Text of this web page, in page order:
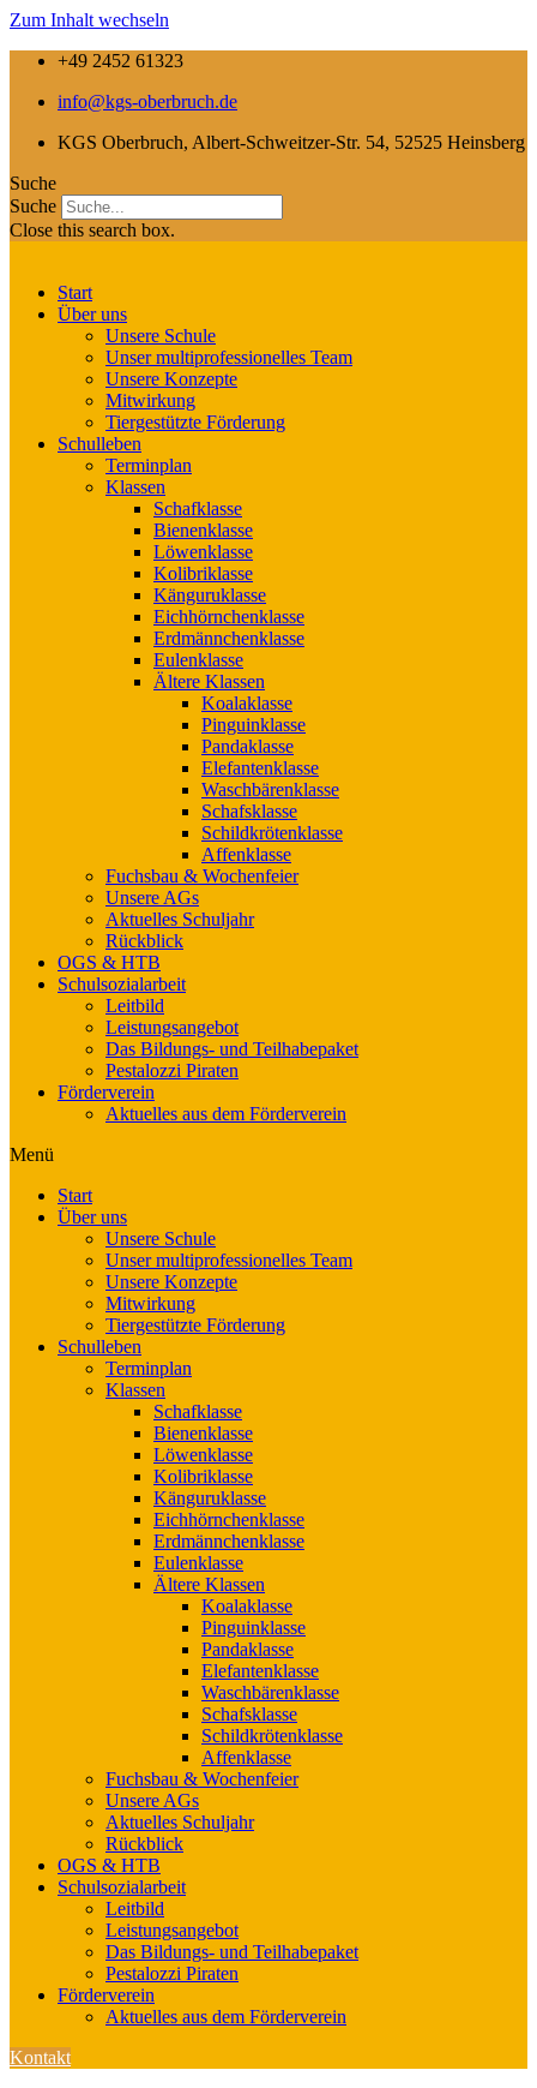
Zum Inhalt wechseln
+49 2452 61323
info@kgs-oberbruch.de
KGS Oberbruch, Albert-Schweitzer-Str. 54, 52525 Heinsberg
Suche
Suche
Close this search box.
Start
Über uns
Unsere Schule
Unser multiprofessionelles Team
Unsere Konzepte
Mitwirkung
Tiergestützte Förderung
Schulleben
Terminplan
Klassen
Schafklasse
Bienenklasse
Löwenklasse
Kolibriklasse
Känguruklasse
Eichhörnchenklasse
Erdmännchenklasse
Eulenklasse
Ältere Klassen
Koalaklasse
Pinguinklasse
Pandaklasse
Elefantenklasse
Waschbärenklasse
Schafsklasse
Schildkrötenklasse
Affenklasse
Fuchsbau & Wochenfeier
Unsere AGs
Aktuelles Schuljahr
Rückblick
OGS & HTB
Schulsozialarbeit
Leitbild
Leistungsangebot
Das Bildungs- und Teilhabepaket
Pestalozzi Piraten
Förderverein
Aktuelles aus dem Förderverein
Menü
Start
Über uns
Unsere Schule
Unser multiprofessionelles Team
Unsere Konzepte
Mitwirkung
Tiergestützte Förderung
Schulleben
Terminplan
Klassen
Schafklasse
Bienenklasse
Löwenklasse
Kolibriklasse
Känguruklasse
Eichhörnchenklasse
Erdmännchenklasse
Eulenklasse
Ältere Klassen
Koalaklasse
Pinguinklasse
Pandaklasse
Elefantenklasse
Waschbärenklasse
Schafsklasse
Schildkrötenklasse
Affenklasse
Fuchsbau & Wochenfeier
Unsere AGs
Aktuelles Schuljahr
Rückblick
OGS & HTB
Schulsozialarbeit
Leitbild
Leistungsangebot
Das Bildungs- und Teilhabepaket
Pestalozzi Piraten
Förderverein
Aktuelles aus dem Förderverein
Kontakt